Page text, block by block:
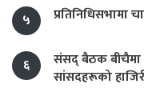
५
प्रतिनिधिसभामा
६
संसद् बैठक बीचैमा
सांसदहरूको